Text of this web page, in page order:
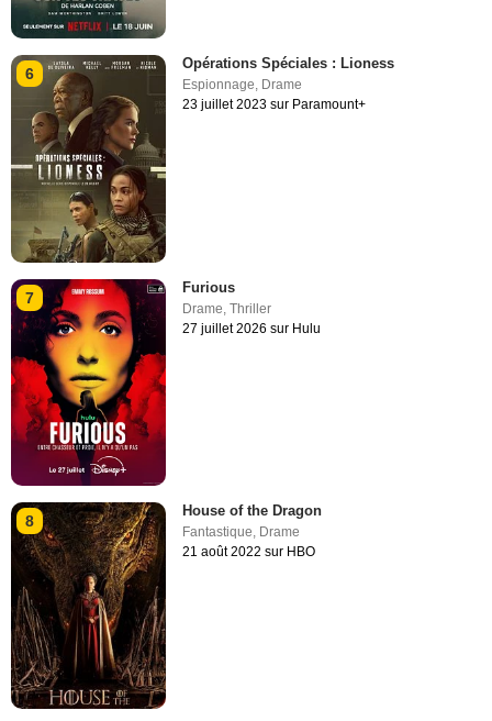
6
Opérations Spéciales : Lioness
Espionnage, Drame
23 juillet 2023 sur Paramount+
7
Furious
Drame ,Thriller
27 juillet 2026 sur Hulu
8
House of the Dragon
Fantastique, Drame
21 août 2022 sur HBO